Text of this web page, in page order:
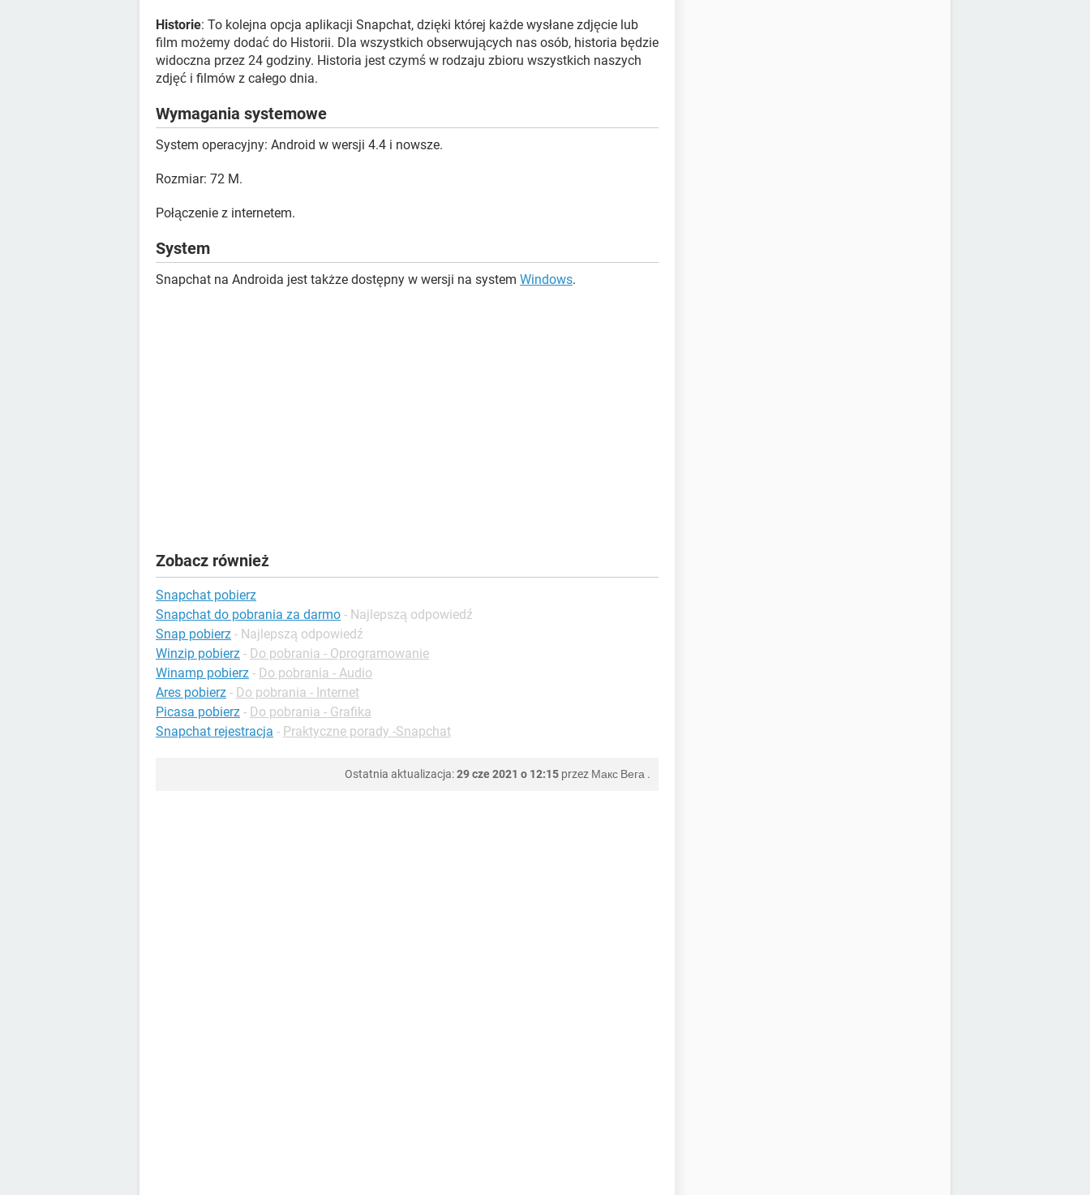
Historie: To kolejna opcja aplikacji Snapchat, dzięki której każde wysłane zdjęcie lub
film możemy dodać do Historii. Dla wszystkich obserwujących nas osób, historia będzie
widoczna przez 24 godziny. Historia jest czymś w rodzaju zbioru wszystkich naszych
zdjęć i filmów z całego dnia.
Wymagania systemowe
System operacyjny: Android w wersji 4.4 i nowsze.
Rozmiar: 72 M.
Połączenie z internetem.
System
Snapchat na Androida jest takżze dostępny w wersji na system Windows.
Zobacz również
Snapchat pobierz
Snapchat do pobrania za darmo - Najlepszą odpowiedź
Snap pobierz - Najlepszą odpowiedź
Winzip pobierz - Do pobrania - Oprogramowanie
Winamp pobierz - Do pobrania - Audio
Ares pobierz - Do pobrania - Internet
Picasa pobierz - Do pobrania - Grafika
Snapchat rejestracja - Praktyczne porady -Snapchat
Ostatnia aktualizacja:29 cze 2021 o 12:15 przez Макс Вега .